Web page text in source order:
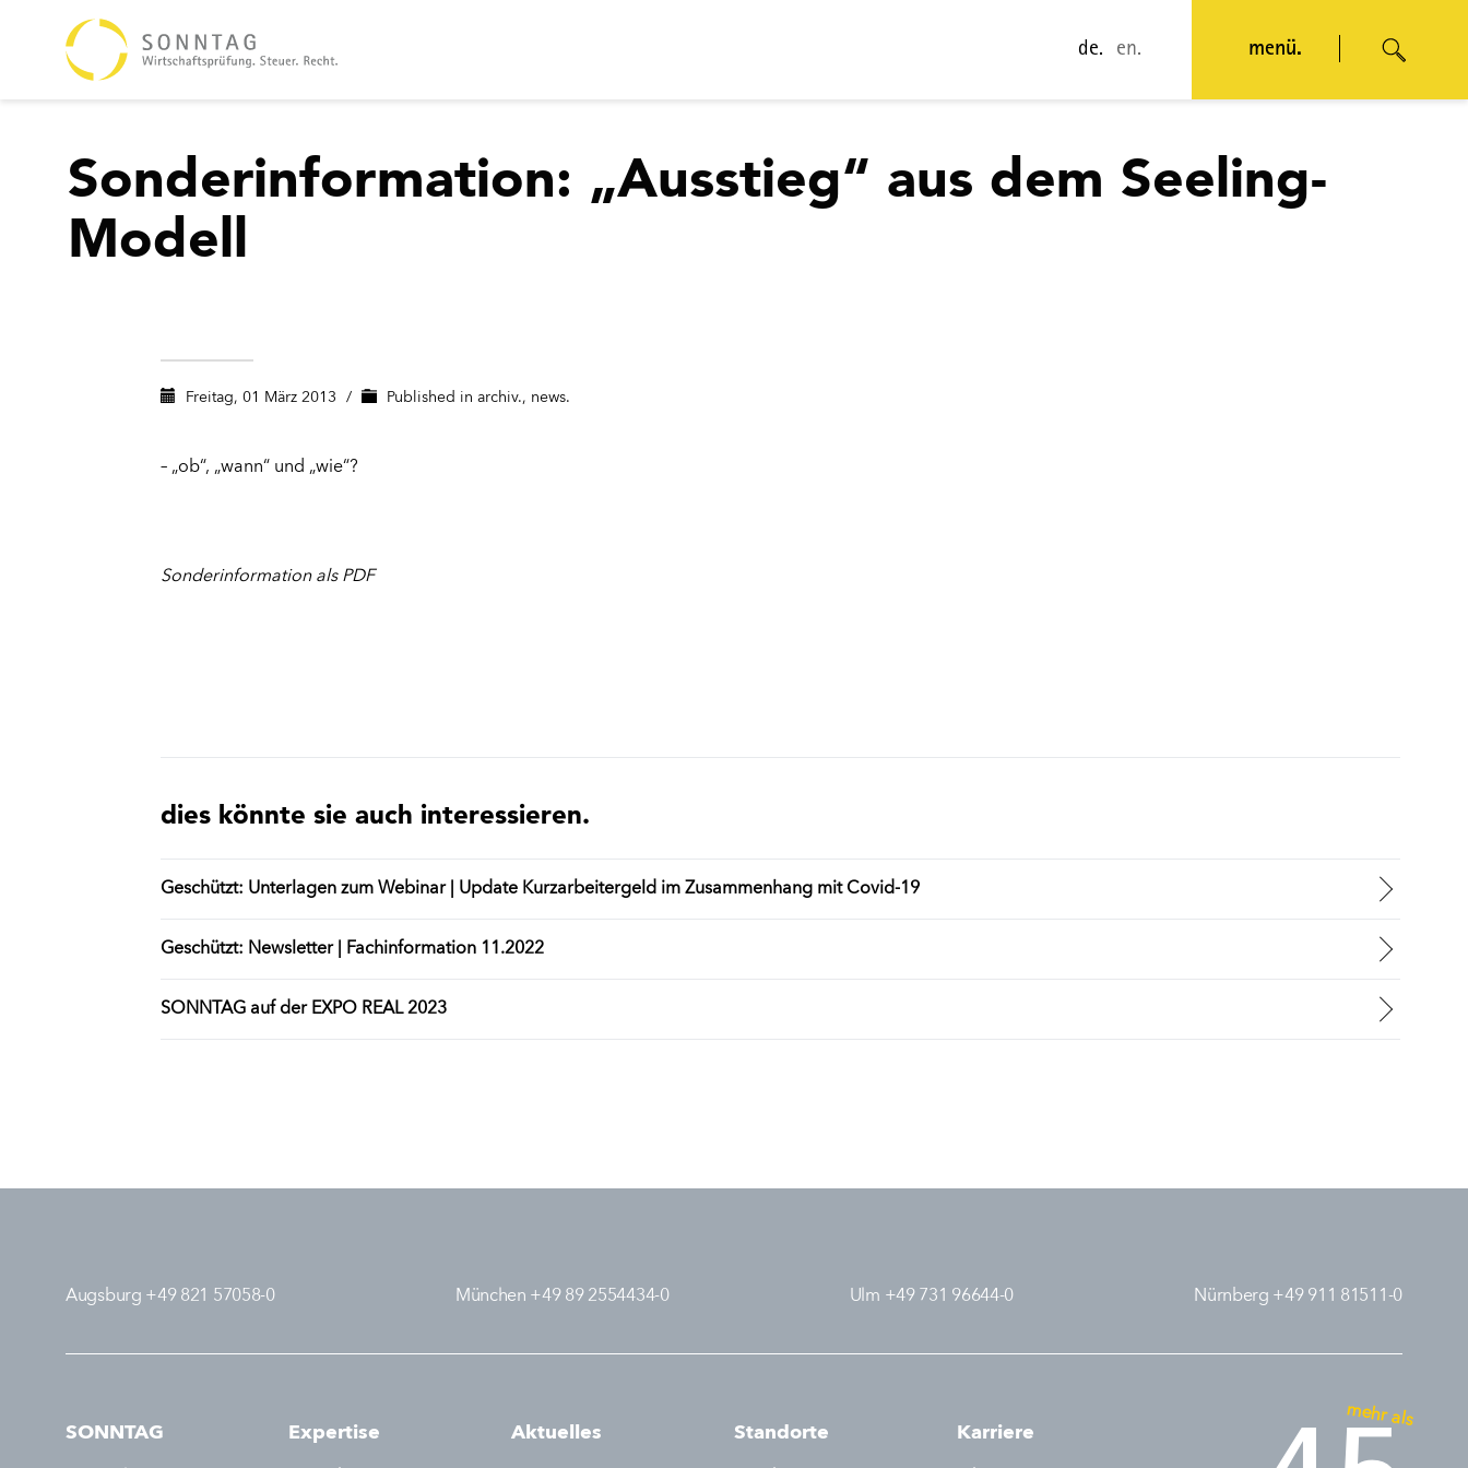
de. en. menü.
Sonderinformation: „Ausstieg“ aus dem Seeling-
Modell
Freitag, 01 März 2013 / Published in archiv., news.
– „ob“, „wann“ und „wie“?
Sonderinformation als PDF
dies könnte sie auch interessieren.
Geschützt: Unterlagen zum Webinar | Update Kurzarbeitergeld im Zusammenhang mit Covid-19
Geschützt: Newsletter | Fachinformation 11.2022
SONNTAG auf der EXPO REAL 2023
Augsburg +49 821 57058-0 München +49 89 2554434-0 Ulm +49 731 96644-0 Nürnberg +49 911 81511-0
SONNTAG Expertise Aktuelles Standorte Karriere
mehr als